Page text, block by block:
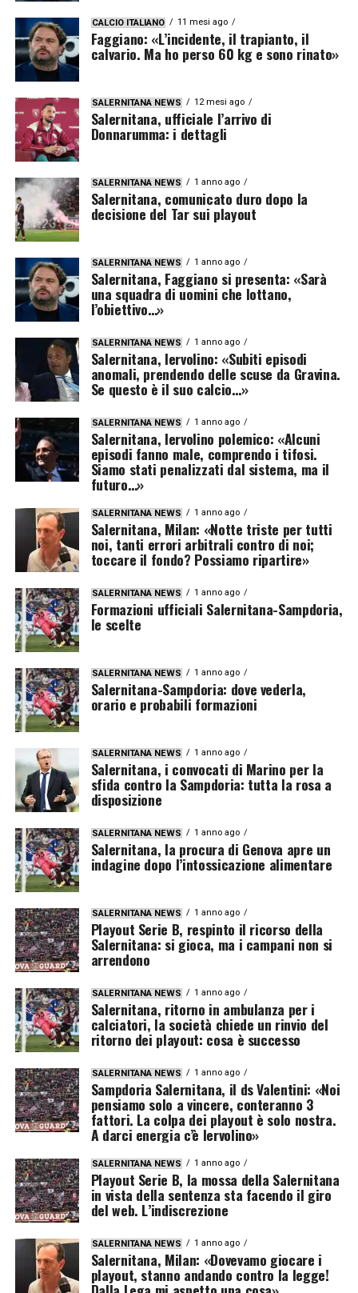
CALCIO ITALIANO 11 mesi ago
Faggiano: «L’incidente, il trapianto, il
calvario. Ma ho perso 60 kg e sono rinato»
SALERNITANA NEWS 12 mesi ago
Salernitana, ufficiale l’arrivo di
Donnarumma: i dettagli
SALERNITANA NEWS 1 anno ago
Salernitana, comunicato duro dopo la
decisione del Tar sui playout
SALERNITANA NEWS 1 anno ago
Salernitana, Faggiano si presenta: «Sarà
una squadra di uomini che lottano,
l’obiettivo…»
SALERNITANA NEWS 1 anno ago
Salernitana, Iervolino: «Subiti episodi
anomali, prendendo delle scuse da Gravina.
Se questo è il suo calcio…»
SALERNITANA NEWS 1 anno ago
Salernitana, Iervolino polemico: «Alcuni
episodi fanno male, comprendo i tifosi.
Siamo stati penalizzati dal sistema, ma il
futuro…»
SALERNITANA NEWS 1 anno ago
Salernitana, Milan: «Notte triste per tutti
noi, tanti errori arbitrali contro di noi;
toccare il fondo? Possiamo ripartire»
SALERNITANA NEWS 1 anno ago
Formazioni ufficiali Salernitana-Sampdoria,
le scelte
SALERNITANA NEWS 1 anno ago
Salernitana-Sampdoria: dove vederla,
orario e probabili formazioni
SALERNITANA NEWS 1 anno ago
Salernitana, i convocati di Marino per la
sfida contro la Sampdoria: tutta la rosa a
disposizione
SALERNITANA NEWS 1 anno ago
Salernitana, la procura di Genova apre un
indagine dopo l’intossicazione alimentare
SALERNITANA NEWS 1 anno ago
Playout Serie B, respinto il ricorso della
Salernitana: si gioca, ma i campani non si
arrendono
SALERNITANA NEWS 1 anno ago
Salernitana, ritorno in ambulanza per i
calciatori, la società chiede un rinvio del
ritorno dei playout: cosa è successo
SALERNITANA NEWS 1 anno ago
Sampdoria Salernitana, il ds Valentini: «Noi
pensiamo solo a vincere, conteranno 3
fattori. La colpa dei playout è solo nostra.
A darci energia c’è Iervolino»
SALERNITANA NEWS 1 anno ago
Playout Serie B, la mossa della Salernitana
in vista della sentenza sta facendo il giro
del web. L’indiscrezione
SALERNITANA NEWS 1 anno ago
Salernitana, Milan: «Dovevamo giocare i
playout, stanno andando contro la legge!